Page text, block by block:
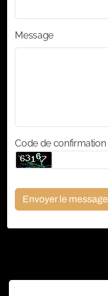
Message
Code de confirmation
Envoyer le message